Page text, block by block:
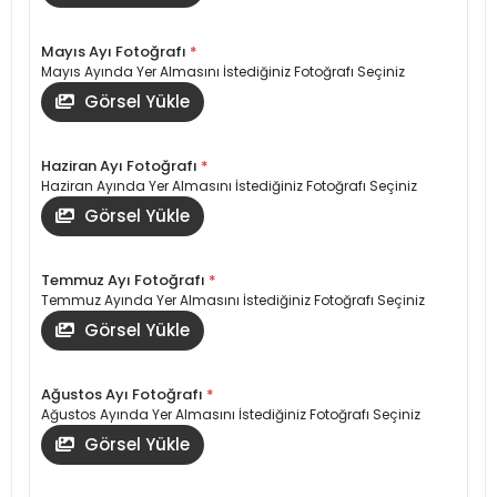
Mayıs Ayı Fotoğrafı *
Mayıs Ayında Yer Almasını İstediğiniz Fotoğrafı Seçiniz
Görsel Yükle
Haziran Ayı Fotoğrafı *
Haziran Ayında Yer Almasını İstediğiniz Fotoğrafı Seçiniz
Görsel Yükle
Temmuz Ayı Fotoğrafı *
Temmuz Ayında Yer Almasını İstediğiniz Fotoğrafı Seçiniz
Görsel Yükle
Ağustos Ayı Fotoğrafı *
Ağustos Ayında Yer Almasını İstediğiniz Fotoğrafı Seçiniz
Görsel Yükle